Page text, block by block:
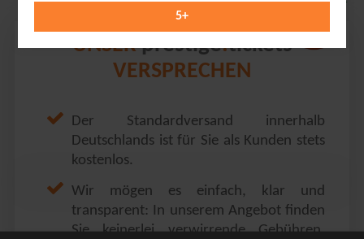
5+
UNSERprestige.tickets
VERSPRECHEN
Der Standardversand innerhalb
Deutschlands ist für Sie als Kunden stets
kostenlos.
Wir mögen es einfach, klar und
transparent: In unserem Angebot finden
Sie keinerlei verwirrende Gebühren,